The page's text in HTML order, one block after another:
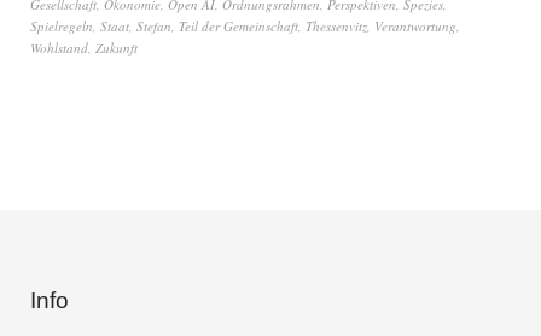
Gesellschaft, Ökonomie, Open AI, Ordnungsrahmen, Perspektiven, Spezies,
Spielregeln, Staat, Stefan, Teil der Gemeinschaft, Thessenvitz, Verantwortung,
Wohlstand, Zukunft
Info